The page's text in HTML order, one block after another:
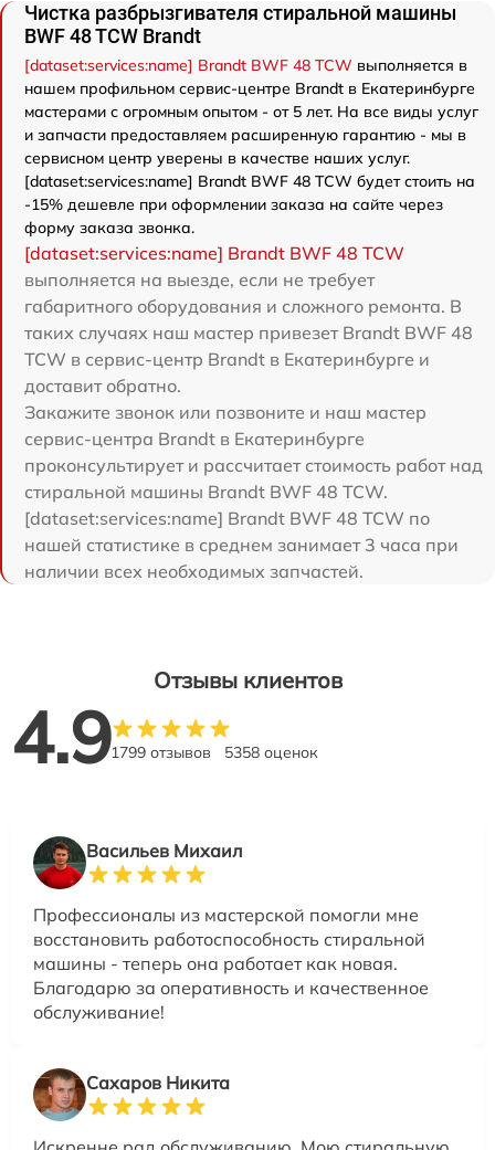
Чистка разбрызгивателя стиральной машины
BWF 48 TCW Brandt
[dataset:services:name] Brandt BWF 48 TCW выполняется в
нашем профильном сервис-центре Brandt в Екатеринбурге
мастерами с огромным опытом - от 5 лет. На все виды услуг
и запчасти предоставляем расширенную гарантию - мы в
сервисном центр уверены в качестве наших услуг.
[dataset:services:name] Brandt BWF 48 TCW будет стоить на
-15% дешевле при оформлении заказа на сайте через
форму заказа звонка.
[dataset:services:name] Brandt BWF 48 TCW
выполняется на выезде, если не требует
габаритного оборудования и сложного ремонта. В
таких случаях наш мастер привезет Brandt BWF 48
TCW в сервис-центр Brandt в Екатеринбурге и
доставит обратно.
Закажите звонок или позвоните и наш мастер
сервис-центра Brandt в Екатеринбурге
проконсультирует и рассчитает стоимость работ над
стиральной машины Brandt BWF 48 TCW.
[dataset:services:name] Brandt BWF 48 TCW по
нашей статистике в среднем занимает 3 часа при
наличии всех необходимых запчастей.
Отзывы клиентов
4.91799 отзывов 5358 оценок
Васильев Михаил
Профессионалы из мастерской помогли мне
восстановить работоспособность стиральной
машины - теперь она работает как новая.
Благодарю за оперативность и качественное
обслуживание!
Сахаров Никита